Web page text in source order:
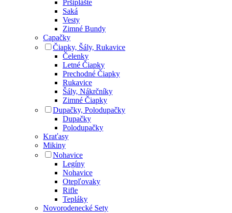
Pršiplášte
Saká
Vesty
Zimné Bundy
Capačky
Čiapky, Šály, Rukavice
Čelenky
Letné Čiapky
Prechodné Čiapky
Rukavice
Šály, Nákrčníky
Zimné Čiapky
Dupačky, Polodupačky
Dupačky
Polodupačky
Kraťasy
Mikiny
Nohavice
Legíny
Nohavice
Otepľovaky
Rifle
Tepláky
Novorodenecké Sety